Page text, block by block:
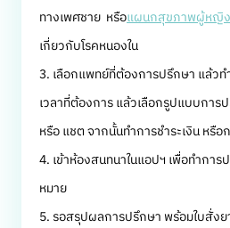
ทางเพศชาย หรือแผนกสุขภาพผู้หญิง
เกี่ยวกับโรคหนองใน
3. เลือกแพทย์ที่ต้องการปรึกษา แล้วท
เวลาที่ต้องการ แล้วเลือกรูปแบบการ
หรือ แชต จากนั้นทำการชำระเงิน หรื
4. เข้าห้องสนทนาในแอปฯ เพื่อทำการ
หมาย
5. รอสรุปผลการปรึกษา พร้อมใบสั่ง